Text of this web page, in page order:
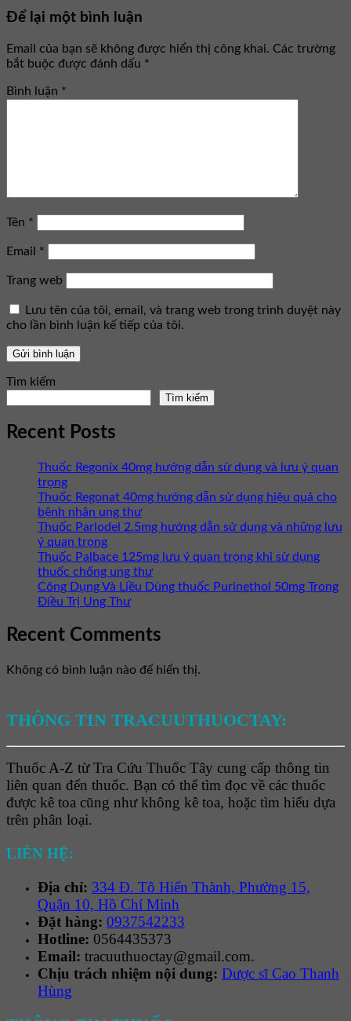
Để lại một bình luận
Email của bạn sẽ không được hiển thị công khai. Các trường
bắt buộc được đánh dấu *
Bình luận *
Tên *
Email *
Trang web
Lưu tên của tôi, email, và trang web trong trình duyệt này
cho lần bình luận kế tiếp của tôi.
Tìm kiếm
Tìm kiếm
Recent Posts
Thuốc Regonix 40mg hướng dẫn sử dụng và lưu ý quan
trọng
Thuốc Regonat 40mg hướng dẫn sử dụng hiệu quả cho
bệnh nhân ung thư
Thuốc Parlodel 2.5mg hướng dẫn sử dụng và những lưu
ý quan trọng
Thuốc Palbace 125mg lưu ý quan trọng khi sử dụng
thuốc chống ung thư
Công Dụng Và Liều Dùng thuốc Purinethol 50mg Trong
Điều Trị Ung Thư
Recent Comments
Không có bình luận nào để hiển thị.
THÔNG TIN TRACUUTHUOCTAY:
Thuốc A-Z từ Tra Cứu Thuốc Tây cung cấp thông tin
liên quan đến thuốc. Bạn có thể tìm đọc về các thuốc
được kê toa cũng như không kê toa, hoặc tìm hiểu dựa
trên phân loại.
LIÊN HỆ:
Địa chỉ: 334 Đ. Tô Hiến Thành, Phường 15,
Quận 10, Hồ Chí Minh
Đặt hàng: 0937542233
Hotline: 0564435373
Email: tracuuthuoctay@gmail.com.
Chịu trách nhiệm nội dung: Dược sĩ Cao Thanh
Hùng